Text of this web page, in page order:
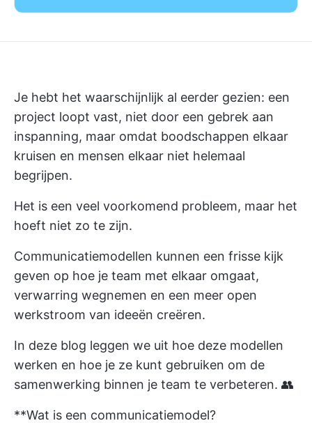
Je hebt het waarschijnlijk al eerder gezien: een
project loopt vast, niet door een gebrek aan
inspanning, maar omdat boodschappen elkaar
kruisen en mensen elkaar niet helemaal
begrijpen.
Het is een veel voorkomend probleem, maar het
hoeft niet zo te zijn.
Communicatiemodellen kunnen een frisse kijk
geven op hoe je team met elkaar omgaat,
verwarring wegnemen en een meer open
werkstroom van ideeën creëren.
In deze blog leggen we uit hoe deze modellen
werken en hoe je ze kunt gebruiken om de
samenwerking binnen je team te verbeteren. 👥
**Wat is een communicatiemodel?